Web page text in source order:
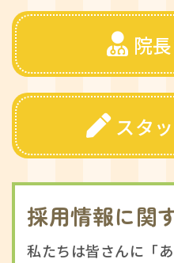
院
スタ
採用情報に関
私たちは皆さんに「